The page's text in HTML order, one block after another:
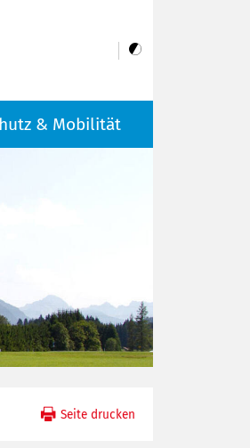
& Mobilität
Seite drucken